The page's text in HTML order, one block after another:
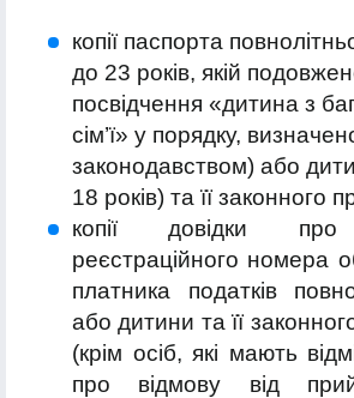
копії паспорта
до 23 років, якій
посвідчення «дитина з
сім’ї» у порядку,
законодавством) або
18 років) та її законного
копії довідки про
реєстраційного номера
платника податків
або дитини та її
(крім осіб, які мають
про відмову від